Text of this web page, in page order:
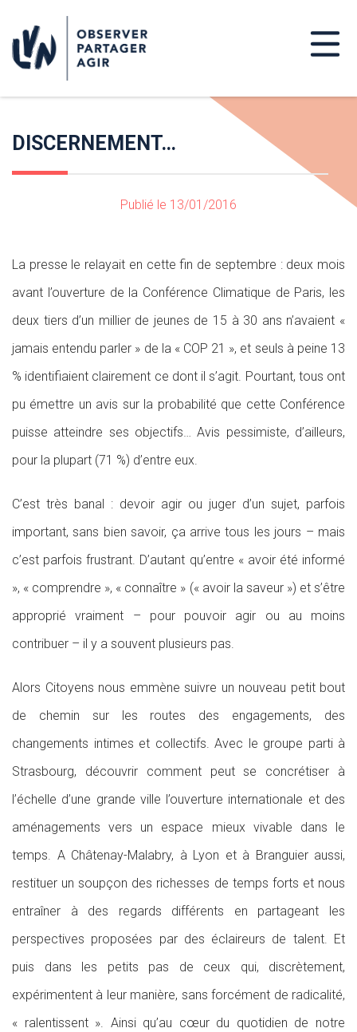
DISCERNEMENT…
Publié le 13/01/2016
La presse le relayait en cette fin de septembre : deux mois
avant l’ouverture de la Conférence Climatique de Paris, les
deux tiers d’un millier de jeunes de 15 à 30 ans n’avaient «
jamais entendu parler » de la « COP 21 », et seuls à peine 13
% identifiaient clairement ce dont il s’agit. Pourtant, tous ont
pu émettre un avis sur la probabilité que cette Conférence
puisse atteindre ses objectifs… Avis pessimiste, d’ailleurs,
pour la plupart (71 %) d’entre eux.
C’est très banal : devoir agir ou juger d’un sujet, parfois
important, sans bien savoir, ça arrive tous les jours – mais
c’est parfois frustrant. D’autant qu’entre « avoir été informé
», « comprendre », « connaître » (« avoir la saveur ») et s’être
approprié vraiment – pour pouvoir agir ou au moins
contribuer – il y a souvent plusieurs pas.
Alors Citoyens nous emmène suivre un nouveau petit bout
de chemin sur les routes des engagements, des
changements intimes et collectifs. Avec le groupe parti à
Strasbourg, découvrir comment peut se concrétiser à
l’échelle d’une grande ville l’ouverture internationale et des
aménagements vers un espace mieux vivable dans le
temps. A Châtenay-Malabry, à Lyon et à Branguier aussi,
restituer un soupçon des richesses de temps forts et nous
entraîner à des regards différents en partageant les
perspectives proposées par des éclaireurs de talent. Et
puis dans les petits pas de ceux qui, discrètement,
expérimentent à leur manière, sans forcément de radicalité,
« ralentissent ». Ainsi qu’au cœur du quotidien de notre